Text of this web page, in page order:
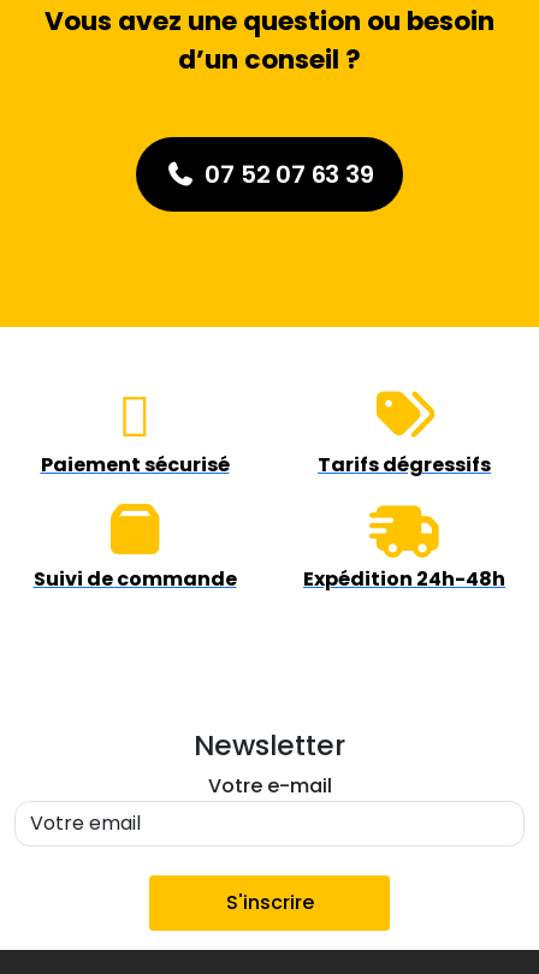
Vous avez une question ou besoin
d’un conseil ?
07 52 07 63 39
Paiement sécurisé Tarifs dégressifs
Suivi de commande Expédition 24h-48h
Newsletter
Votre e-mail